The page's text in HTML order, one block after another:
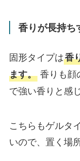
香りが長持ち
固形タイプは香
ます。香りも顔
で強い香りと感
こちらもゲルタ
いので、置く場